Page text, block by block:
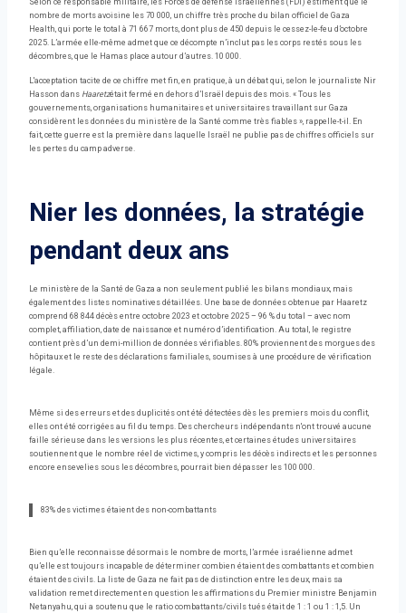
Selon ce responsable militaire, les Forces de défense israéliennes (FDI) estiment que le
nombre de morts avoisine les 70 000, un chiffre très proche du bilan officiel de Gaza
Health, qui porte le total à 71 667 morts, dont plus de 450 depuis le cessez-le-feu d’octobre
2025. L’armée elle-même admet que ce décompte n’inclut pas les corps restés sous les
décombres, que le Hamas place autour d’autres. 10 000.
L'acceptation tacite de ce chiffre met fin, en pratique, à un débat qui, selon le journaliste Nir
Hasson dans Haaretzétait fermé en dehors d’Israël depuis des mois. « Tous les
gouvernements, organisations humanitaires et universitaires travaillant sur Gaza
considèrent les données du ministère de la Santé comme très fiables », rappelle-t-il. En
fait, cette guerre est la première dans laquelle Israël ne publie pas de chiffres officiels sur
les pertes du camp adverse.
Nier les données, la stratégie
pendant deux ans
Le ministère de la Santé de Gaza a non seulement publié les bilans mondiaux, mais
également des listes nominatives détaillées. Une base de données obtenue par Haaretz
comprend 68 844 décès entre octobre 2023 et octobre 2025 – 96 % du total – avec nom
complet, affiliation, date de naissance et numéro d’identification. Au total, le registre
contient près d’un demi-million de données vérifiables. 80% proviennent des morgues des
hôpitaux et le reste des déclarations familiales, soumises à une procédure de vérification
légale.
Même si des erreurs et des duplicités ont été détectées dès les premiers mois du conflit,
elles ont été corrigées au fil du temps. Des chercheurs indépendants n'ont trouvé aucune
faille sérieuse dans les versions les plus récentes, et certaines études universitaires
soutiennent que le nombre réel de victimes, y compris les décès indirects et les personnes
encore ensevelies sous les décombres, pourrait bien dépasser les 100 000.
83% des victimes étaient des non-combattants
Bien qu’elle reconnaisse désormais le nombre de morts, l’armée israélienne admet
qu’elle est toujours incapable de déterminer combien étaient des combattants et combien
étaient des civils. La liste de Gaza ne fait pas de distinction entre les deux, mais sa
validation remet directement en question les affirmations du Premier ministre Benjamin
Netanyahu, qui a soutenu que le ratio combattants/civils tués était de 1 : 1 ou 1 : 1,5. Un